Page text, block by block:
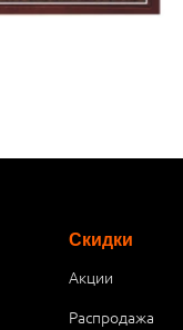
Скидки
Акции
Распродажа